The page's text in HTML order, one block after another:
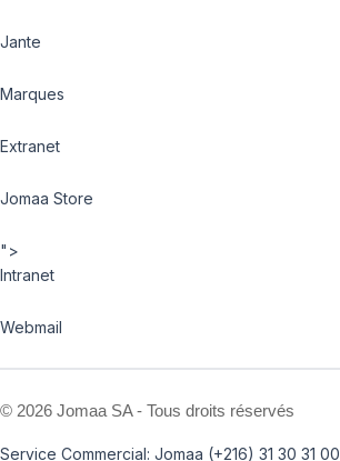
Jante
Marques
Extranet
Jomaa Store
">
Intranet
Webmail
© 2026 Jomaa SA - Tous droits réservés
Service Commercial: Jomaa (+216) 31 30 31 00